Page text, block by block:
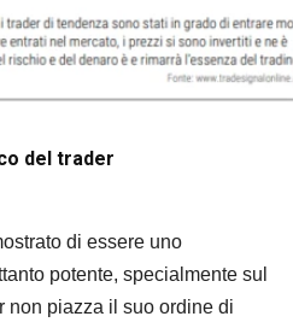
del trader
di essere uno
potente, specialmente sul
non piazza il suo ordine di